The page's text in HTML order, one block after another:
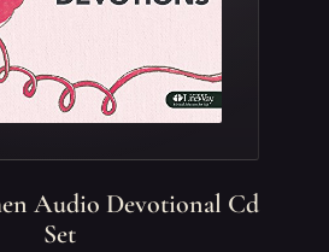
Audio Devotional Cd
Set